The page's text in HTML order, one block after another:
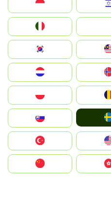
South Korea
United States
中國香港特別行政區